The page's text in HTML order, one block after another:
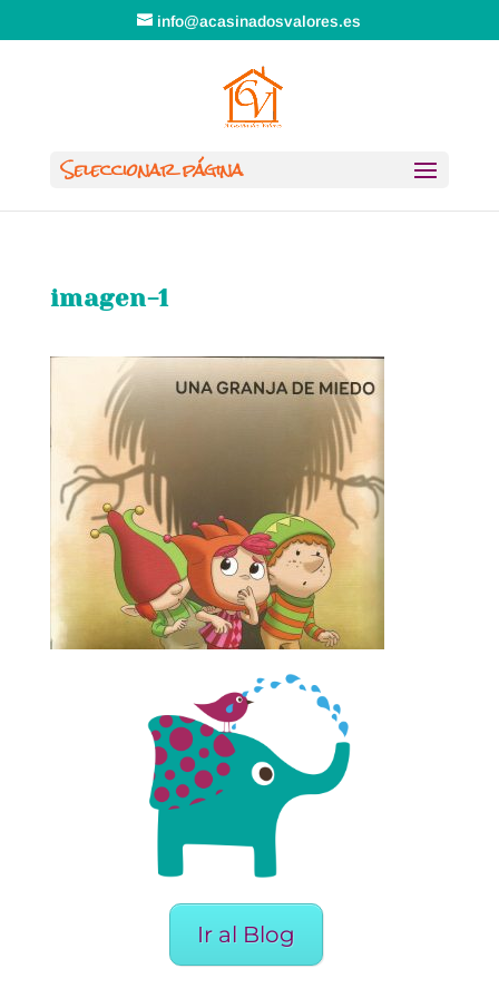
info@acasinadosvalores.es
Seleccionar página
imagen-1
Ir al Blog